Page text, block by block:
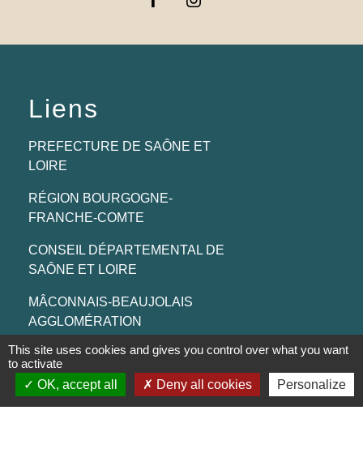
Liens
PREFECTURE DE SAÔNE ET
LOIRE
RÉGION BOURGOGNE-
FRANCHE-COMTE
CONSEIL DÉPARTEMENTAL DE
SAÔNE ET LOIRE
MÂCONNAIS-BEAUJOLAIS
AGGLOMÉRATION
Jumelages
This site uses cookies and gives you control over what you want
to activate
OK, accept all
Deny all cookies Personalize